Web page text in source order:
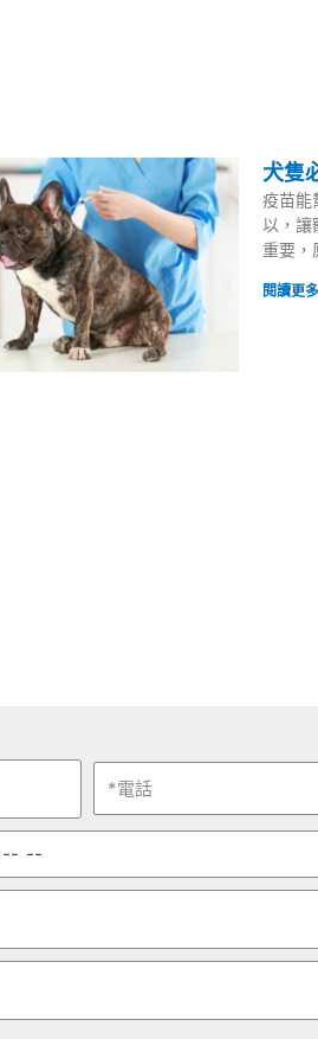
犬隻
疫苗能
以，讓
重要，
閱讀更